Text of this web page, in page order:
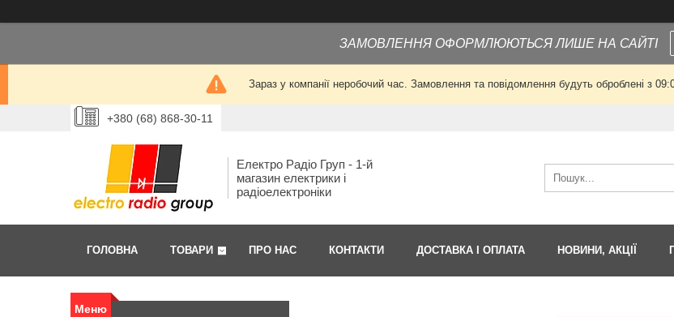
ЗАМОВЛЕННЯ ОФОРМЛЮЮТЬСЯ ЛИШЕ НА САЙТІ
Зараз у компанії неробочий час. Замовлення та повідомлення будуть оброблені з
+380 (68) 868-30-11
Електро Радіо Груп - 1-й
магазин електрики і
радіоелектроніки
ГОЛОВНА ТОВАРИ ПРО НАС КОНТАКТИ ДОСТАВКА І ОПЛАТА НОВИНИ, АКЦІЇ